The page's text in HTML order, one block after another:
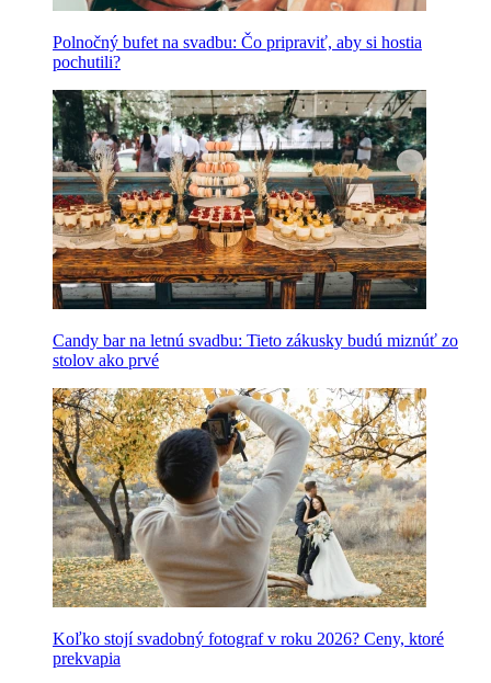
Polnočný bufet na svadbu: Čo pripraviť, aby si hostia
pochutili?
Candy bar na letnú svadbu: Tieto zákusky budú miznúť zo
stolov ako prvé
Koľko stojí svadobný fotograf v roku 2026? Ceny, ktoré
prekvapia